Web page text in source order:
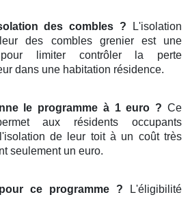
des combles ? L'isolation
des combles grenier est une
pour limiter contrôler la perte
dans une habitation résidence.
le programme à 1 euro ? Ce
aux résidents occupants
de leur toit à un coût très
seulement un euro.
ce programme ? L'éligibilité